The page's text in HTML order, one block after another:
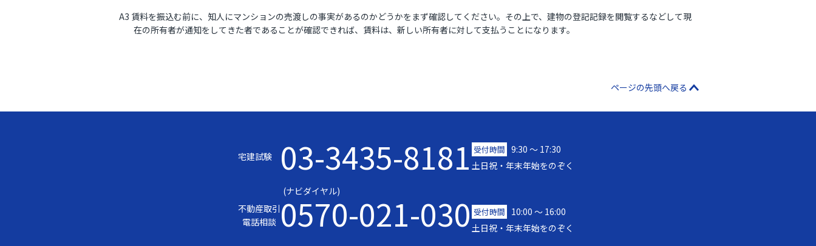
A3 賃料を振込む前に、知人にマンションの売渡しの事実があるのかどうかをまず確認してください。その上で、建物の登記記録を閲覧するなどして現
在の所有者が通知をしてきた者であることが確認できれば、賃料は、新しい所有者に対して支払うことになります。
ページの先頭へ戻る
宅建試験 03-3435-8181 受付時間 9:30 〜 17:30
土日祝・年末年始をのぞく
不動産取引
電話相談
(ナビダイヤル)
0570-021-030 受付時間
10:00 ～ 16:00
土日祝・年末年始をのぞく